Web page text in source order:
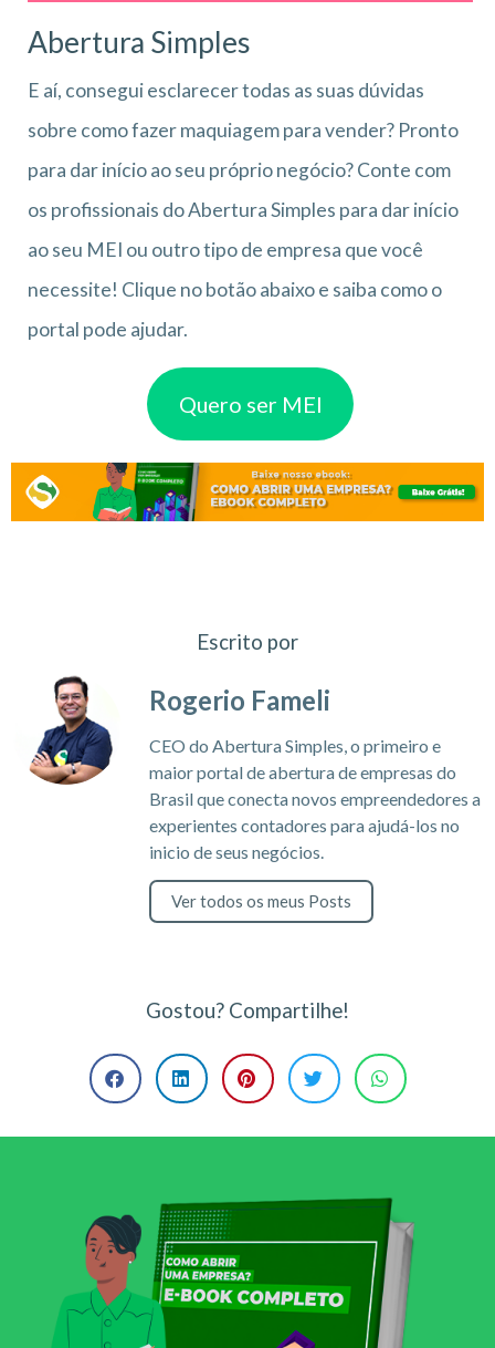
Abertura Simples
E aí, consegui esclarecer todas as suas dúvidas
sobre como fazer maquiagem para vender? Pronto
para dar início ao seu próprio negócio? Conte com
os profissionais do Abertura Simples para dar início
ao seu MEI ou outro tipo de empresa que você
necessite! Clique no botão abaixo e saiba como o
portal pode ajudar.
Quero ser MEI
Escrito por
Rogerio Fameli
CEO do Abertura Simples, o primeiro e
maior portal de abertura de empresas do
Brasil que conecta novos empreendedores a
experientes contadores para ajudá-los no
inicio de seus negócios.
Ver todos os meus Posts
Gostou? Compartilhe!